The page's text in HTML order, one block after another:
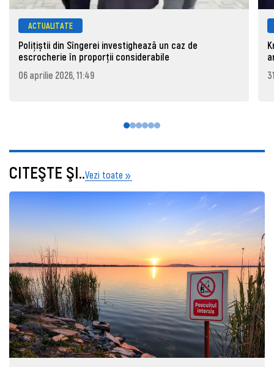
ACTUALITATE
Polițiștii din Sîngerei investighează un caz de
escrocherie în proporții considerabile
06 aprilie 2026, 11:49
CITEŞTE ŞI..Vezi toate